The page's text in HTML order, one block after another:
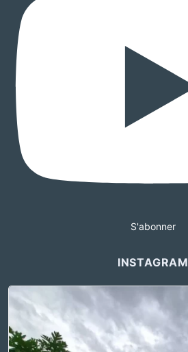
S'abonner
INSTAGRAM